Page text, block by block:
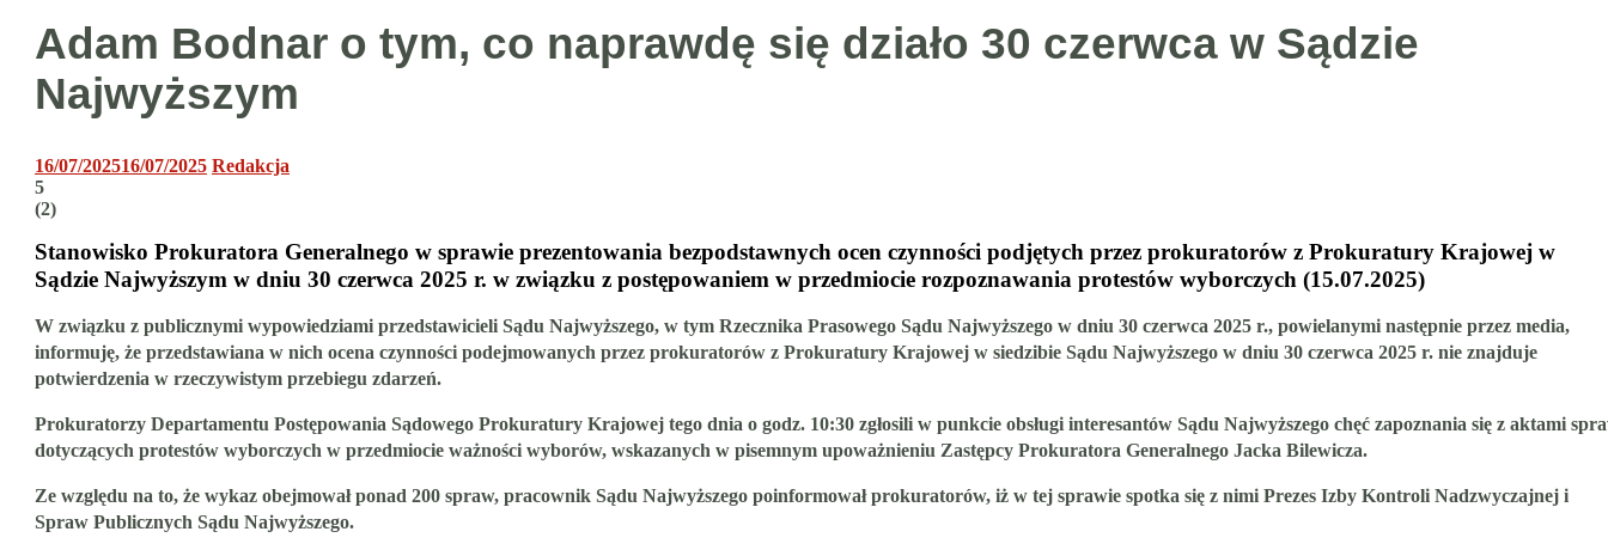
Adam Bodnar o tym, co naprawdę się działo 30 czerwca w Sądzie
Najwyższym
16/07/202516/07/2025 Redakcja
5
(2)
Stanowisko Prokuratora Generalnego w sprawie prezentowania bezpodstawnych ocen czynności podjętych przez prokuratorów z Prokuratury Krajowej w
Sądzie Najwyższym w dniu 30 czerwca 2025 r. w związku z postępowaniem w przedmiocie rozpoznawania protestów wyborczych (15.07.2025)
W związku z publicznymi wypowiedziami przedstawicieli Sądu Najwyższego, w tym Rzecznika Prasowego Sądu Najwyższego w dniu 30 czerwca 2025 r., powielanymi następnie przez media,
informuję, że przedstawiana w nich ocena czynności podejmowanych przez prokuratorów z Prokuratury Krajowej w siedzibie Sądu Najwyższego w dniu 30 czerwca 2025 r. nie znajduje
potwierdzenia w rzeczywistym przebiegu zdarzeń.
Prokuratorzy Departamentu Postępowania Sądowego Prokuratury Krajowej tego dnia o godz. 10:30 zgłosili w punkcie obsługi interesantów Sądu Najwyższego chęć zapoznania się z aktami
dotyczących protestów wyborczych w przedmiocie ważności wyborów, wskazanych w pisemnym upoważnieniu Zastępcy Prokuratora Generalnego Jacka Bilewicza.
Ze względu na to, że wykaz obejmował ponad 200 spraw, pracownik Sądu Najwyższego poinformował prokuratorów, iż w tej sprawie spotka się z nimi Prezes Izby Kontroli Nadzwyczajnej i
Spraw Publicznych Sądu Najwyższego.